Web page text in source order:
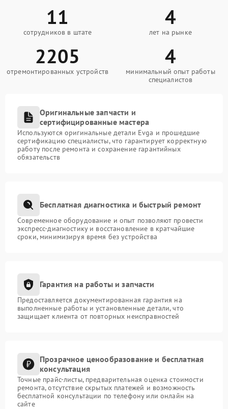
11
сотрудников в штате
4
лет на рынке
2205
отремонтированных устройств
4
минимальный опыт работы
специалистов
Оригинальные запчасти и
сертифицированные мастера
Используются оригинальные детали Evga и прошедшие
сертификацию специалисты, что гарантирует корректную
работу после ремонта и сохранение гарантийных
обязательств
Бесплатная диагностика и быстрый ремонт
Современное оборудование и опыт позволяют провести
экспресс-диагностику и восстановление в кратчайшие
сроки, минимизируя время без устройства
Гарантия на работы и запчасти
Предоставляется документированная гарантия на
выполненные работы и установленные детали, что
защищает клиента от повторных неисправностей
Прозрачное ценообразование и бесплатная
консультация
Точные прайс-листы, предварительная оценка стоимости
ремонта, отсутствие скрытых платежей и возможность
бесплатной консультации по телефону или онлайн на
сайте